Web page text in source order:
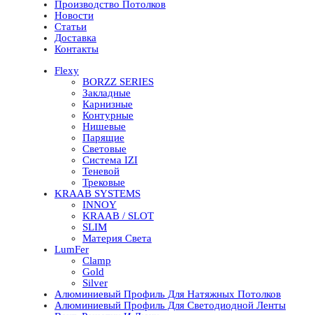
Производство Потолков
Новости
Статьи
Доставка
Контакты
Flexy
BORZZ SERIES
Закладные
Карнизные
Контурные
Нишевые
Парящие
Световые
Система IZI
Теневой
Трековые
KRAAB SYSTEMS
INNOY
KRAAB / SLOT
SLIM
Материя Света
LumFer
Clamp
Gold
Silver
Алюминиевый Профиль Для Натяжных Потолков
Алюминиевый Профиль Для Светодиодной Ленты